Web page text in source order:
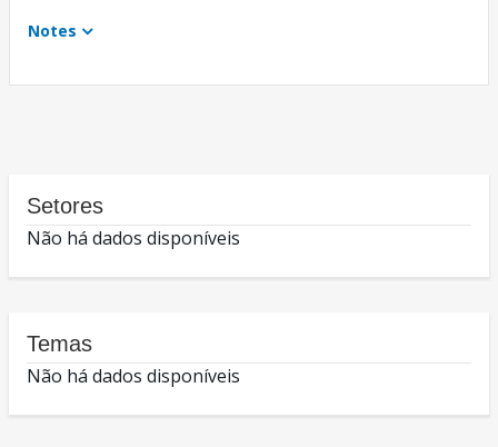
Notes
Setores
Não há dados disponíveis
Temas
Não há dados disponíveis